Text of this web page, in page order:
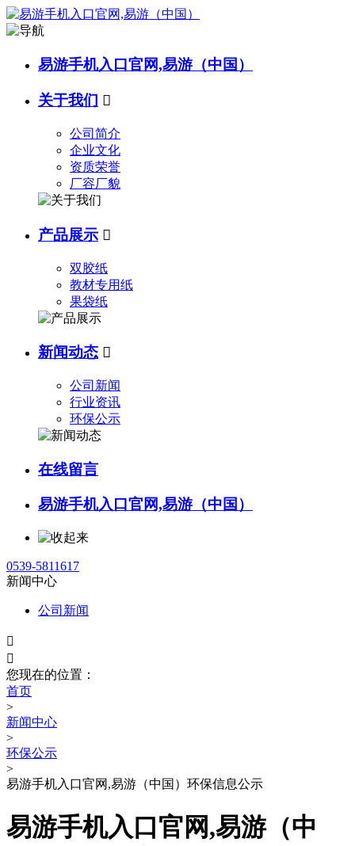
易游手机入口官网,易游（中国）
关于我们 
公司简介
企业文化
资质荣誉
厂容厂貌
产品展示 
双胶纸
教材专用纸
果袋纸
新闻动态 
公司新闻
行业资讯
环保公示
在线留言
易游手机入口官网,易游（中国）
0539-5811617
新闻中心
公司新闻


您现在的位置：
首页
>
新闻中心
>
环保公示
>
易游手机入口官网,易游（中国）环保信息公示
易游手机入口官网,易游（中